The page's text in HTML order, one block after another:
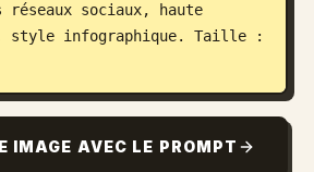
sociaux, haute
style infographique. Taille :
IMAGE AVEC LE PROMPT